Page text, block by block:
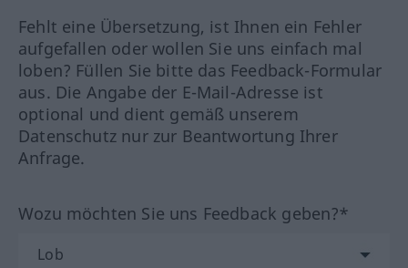
Fehlt eine Übersetzung, ist Ihnen ein Fehler
aufgefallen oder wollen Sie uns einfach mal
loben? Füllen Sie bitte das Feedback-Formular
aus. Die Angabe der E-Mail-Adresse ist
optional und dient gemäß unserem
Datenschutz nur zur Beantwortung Ihrer
Anfrage.
Wozu möchten Sie uns Feedback geben?*